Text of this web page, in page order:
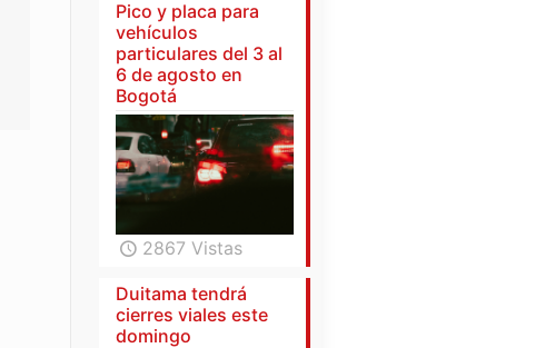
Pico y placa para
vehículos
particulares del 3 al
6 de agosto en
Bogotá
2867 Vistas
Duitama tendrá
cierres viales este
domingo